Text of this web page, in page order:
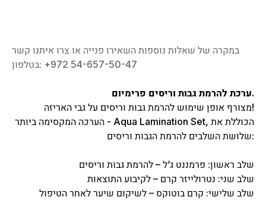
במקרה של שאלות נוספות השאירו פנייה או צרו איתנו קשר
בטלפון: ‎+972 54-657-50-47
ערכת להרמת גבות וריסים פרימיום.
מצורף אופן שימוש להרמת גבות וריסים על גבי האריזה!
הערכה המקסימה ביותר - Aqua Lamination Set, הכוללת את
שלושת השלבים להרמת הגבות וריסים:
שלב ראשון: פרמננט ג’ל – להרמת גבות וריסים
שלב שני: נטרולייזר קרם – לקיבוע התוצאות
שלב שלישי: קרם בוטוקס – לשיקום שיער לאחר הטיפול